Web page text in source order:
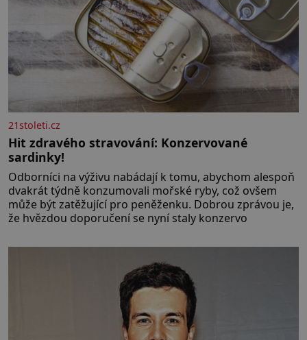
21stoleti.cz
Hit zdravého stravování: Konzervované
sardinky!
Odborníci na výživu nabádají k tomu, abychom alespoň
dvakrát týdně konzumovali mořské ryby, což ovšem
může být zatěžující pro peněženku. Dobrou zprávou je,
že hvězdou doporučení se nyní staly konzervo